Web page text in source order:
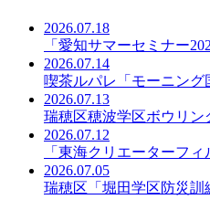
2026.07.18
「愛知サマーセミナー
2026.07.14
喫茶ルパレ「モーニング
2026.07.13
瑞穂区穂波学区ボウリ
2026.07.12
「東海クリエーターフ
2026.07.05
瑞穂区「堀田学区防災訓